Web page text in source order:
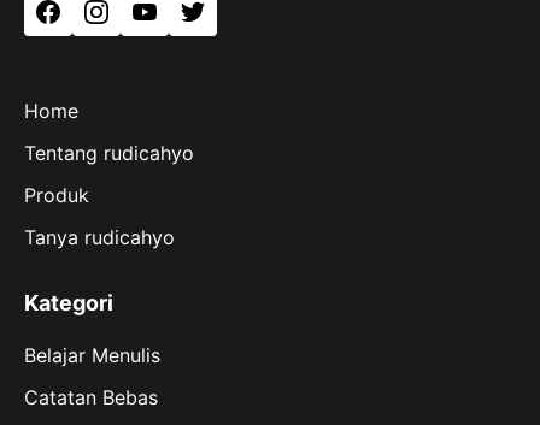
FacebookInstagramYouTubeTwitter
Home
Tentang rudicahyo
Produk
Tanya rudicahyo
Kategori
Belajar Menulis
Catatan Bebas